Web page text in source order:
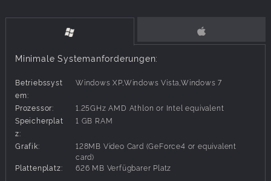
ganz sicher ein Hole-in-one!
HAUPTMERKMALE:
UMFASSENDER EINZELSPIELER-INHALT:
und Friedhof) inklusive Steam Errungenschaften
Einzelspieler-Challengemodus – 15 Herausforderungen mit
RanglistenLOKALE MEHRSPIELER-ACTION:Hot-Seat-Mehrspieler
für bis zu 4 Spieler HOCHGRADIG WIEDERSPIELENSWERTE
PUZZLE-SPIELMECHANIK:
humorvollen, zunehmend anspruchsvolleren Löcher auf
einzigartige Weise – mit interaktiven Objekten, Werkzeugen und
Ball-Drall.WORMS™-HUMOR UND -CHARAKTERE:
Minimale Systemanforderungen:
Betriebssyst
em:
Windows XP,Windows Vista,Windows 7
Prozessor:
1.25GHz AMD Athlon or Intel equivalent
Speicherplat
z:
1 GB RAM
Grafik:
128MB Video Card (GeForce4 or equivalent
card)
Plattenplatz:
626 MB Verfügbarer Platz